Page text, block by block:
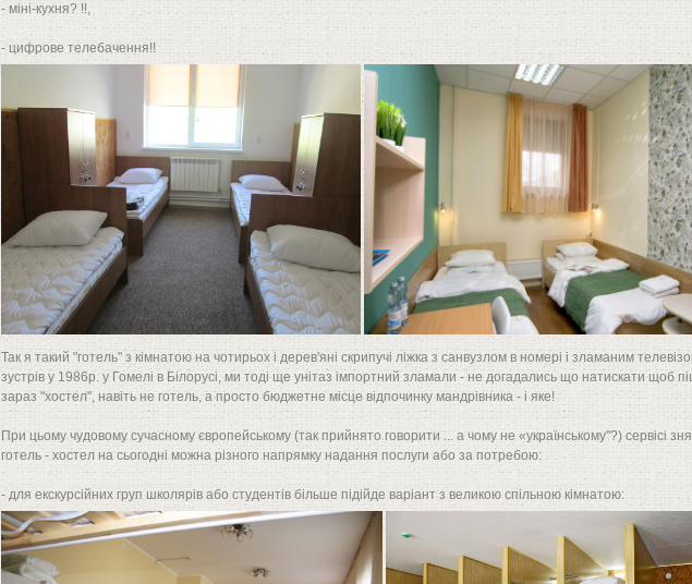
- міні-кухня? !!,
- цифрове телебачення!!
Так я такий "готель" з кімнатою на чотирьох і дерев'яні скрипучі ліжка з санвузлом в номері і зламаним
зустрів у 1986р. у Гомелі в Білорусі, ми тоді ще унітаз імпортний зламали - не догадались що натискати щоб
зараз "хостел", навіть не готель, а просто бюджетне місце відпочинку мандрівника - і яке!
При цьому чудовому сучасному європейському (так прийнято говорити ... а чому не «українському"?) сервісі
готель - хостел на сьогодні можна різного напрямку надання послуги або за потребою:
- для екскурсійних груп школярів або студентів більше підійде варіант з великою спільною кімнатою: